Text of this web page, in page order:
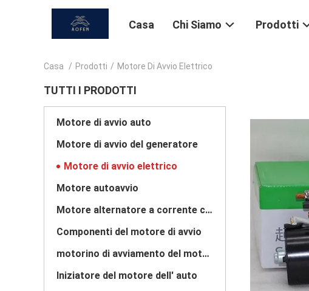
Casa Chi Siamo Prodotti
Casa / Prodotti / Motore Di Avvio Elettrico
TUTTI I PRODOTTI
Motore di avvio auto
Motore di avvio del generatore
Motore di avvio elettrico
Motore autoavvio
Motore alternatore a corrente continua
Componenti del motore di avvio
motorino di avviamento del motore diesel
Iniziatore del motore dell' auto